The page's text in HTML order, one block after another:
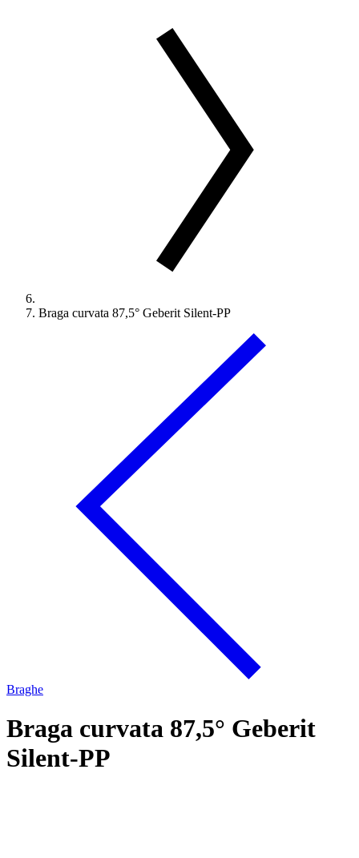
Braga curvata 87,5° Geberit Silent-PP
Braghe
Braga curvata 87,5° Geberit
Silent-PP